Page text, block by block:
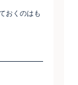
おくのはも